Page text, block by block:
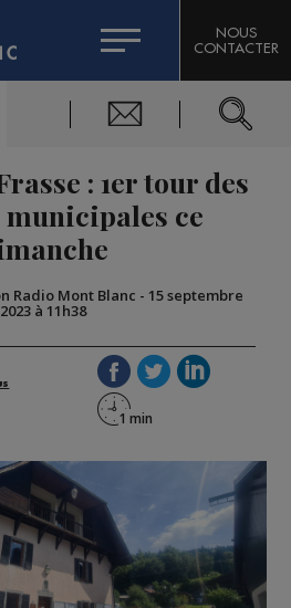
DE L'EXPERT
MACHINERY
DOMAINES SKIABLES
BIGARD
DU MONT-BLANC
NOUS
CONTACTER
: 1er tour des
ce
Radio Mont Blanc - 15 septembre
2023 à 11h38